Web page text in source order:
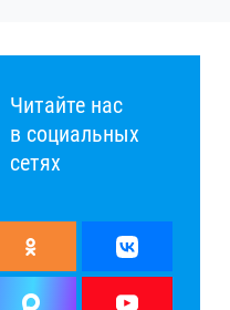
Читайте нас
в социальных
сетях